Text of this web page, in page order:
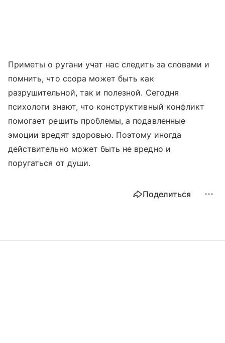
Приметы о ругани учат нас следить за словами и
помнить, что ссора может быть как
разрушительной, так и полезной. Сегодня
психологи знают, что конструктивный конфликт
помогает решить проблемы, а подавленные
эмоции вредят здоровью. Поэтому иногда
действительно может быть не вредно и
поругаться от души.
Поделиться